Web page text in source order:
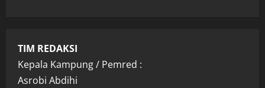
TIM REDAKSI
Kepala Kampung / Pemred :
Asrobi Abdihi